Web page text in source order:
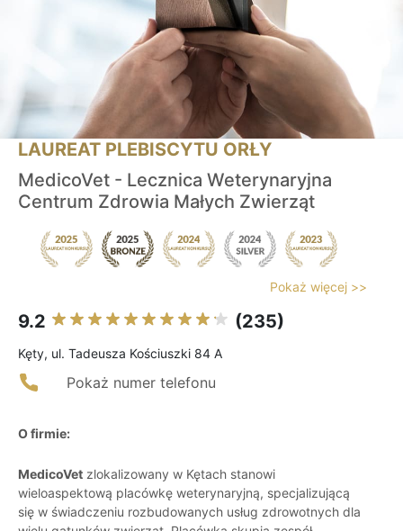
LAUREAT PLEBISCYTU ORŁY
MedicoVet - Lecznica Weterynaryjna
Centrum Zdrowia Małych Zwierząt
Pokaż więcej >>
9.2 (235)
Kęty, ul. Tadeusza Kościuszki 84 A
Pokaż numer telefonu
O firmie:
MedicoVet zlokalizowany w Kętach stanowi
wieloaspektową placówkę weterynaryjną, specjalizującą
się w świadczeniu rozbudowanych usług zdrowotnych dla